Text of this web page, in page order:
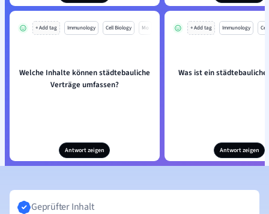
+ Add tag Immunology Cell Biology Mo
Welche Inhalte können städtebauliche
Verträge umfassen?
Antwort zeigen
+ Add tag Immunology
Was ist ein
Antwort zeigen
Geprüfter Inhalt